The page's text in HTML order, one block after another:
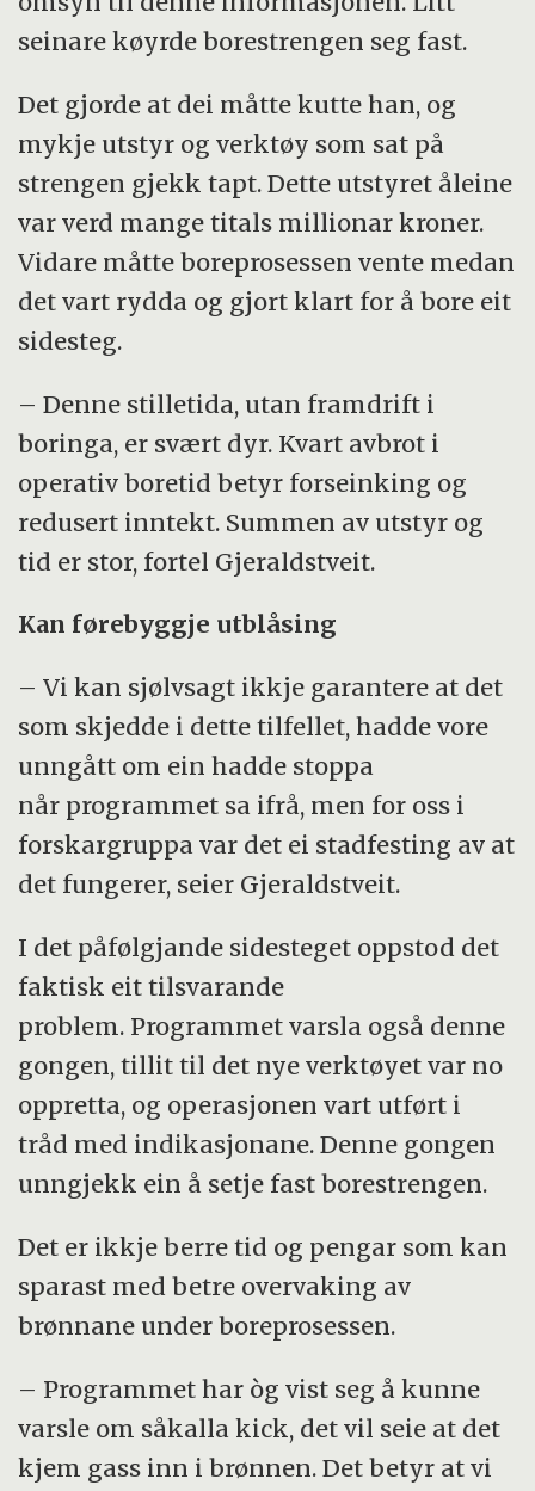
seinare køyrde borestrengen seg fast.
Det gjorde at dei måtte kutte han, og
mykje utstyr og verktøy som sat på
strengen gjekk tapt. Dette utstyret åleine
var verd mange titals millionar kroner.
Vidare måtte boreprosessen vente medan
det vart rydda og gjort klart for å bore eit
sidesteg.
– Denne stilletida, utan framdrift i
boringa, er svært dyr. Kvart avbrot i
operativ boretid betyr forseinking og
redusert inntekt. Summen av utstyr og
tid er stor, fortel Gjeraldstveit.
Kan førebyggje utblåsing
– Vi kan sjølvsagt ikkje garantere at det
som skjedde i dette tilfellet, hadde vore
unngått om ein hadde stoppa
når programmet sa ifrå, men for oss i
forskargruppa var det ei stadfesting av at
det fungerer, seier Gjeraldstveit.
I det påfølgjande sidesteget oppstod det
faktisk eit tilsvarande
problem. Programmet varsla også denne
gongen, tillit til det nye verktøyet var no
oppretta, og operasjonen vart utført i
tråd med indikasjonane. Denne gongen
unngjekk ein å setje fast borestrengen.
Det er ikkje berre tid og pengar som kan
sparast med betre overvaking av
brønnane under boreprosessen.
– Programmet har òg vist seg å kunne
varsle om såkalla kick, det vil seie at det
kjem gass inn i brønnen. Det betyr at vi